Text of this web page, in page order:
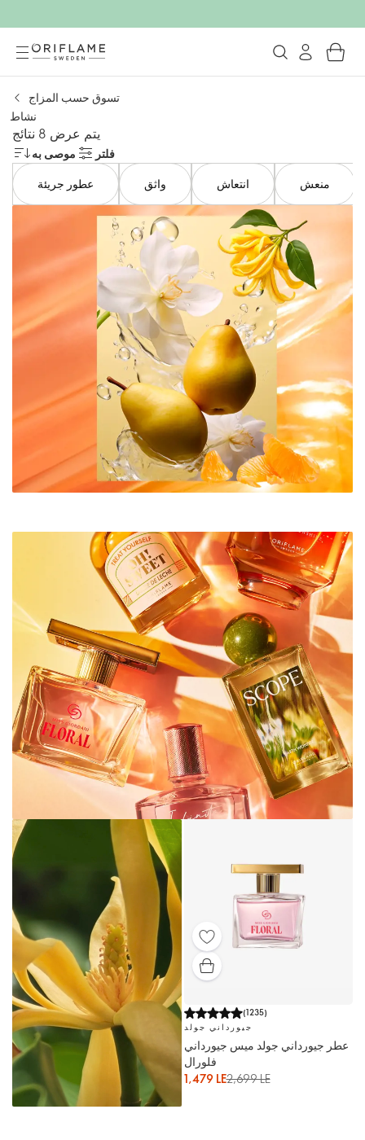
تسوق حسب المزاج
نشاط
يتم عرض 8 نتائج
موصى به
فلتر
عطور جريئة
واثق انتعاش منعش
(1235)
جيورداني جولد
عطر جيورداني جولد ميس جيورداني
فلورال
1,479 LE2,699 LE